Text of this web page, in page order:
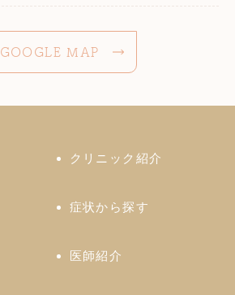
GOOGLE MAP
クリニック紹介
症状から探す
医師紹介